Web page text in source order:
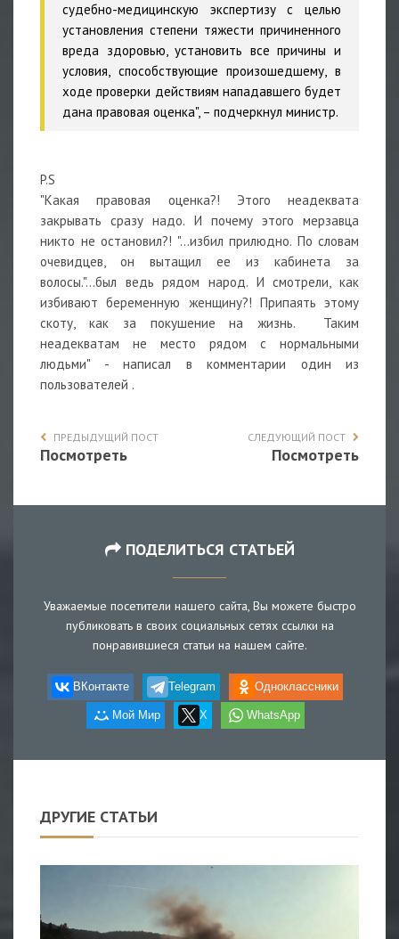
судебно-медицинскую экспертизу с целью
установления степени тяжести причиненного
вреда здоровью, установить все причины и
условия, способствующие произошедшему, в
ходе проверки действиям нападавшего будет
дана правовая оценка", – подчеркнул министр.
P.S
"Какая правовая оценка?! Этого неадеквата
закрывать сразу надо. И почему этого мерзавца
никто не остановил?! "...избил прилюдно. По словам
очевидцев, он вытащил ее из кабинета за
волосы."...был ведь рядом народ. И смотрели, как
избивают беременную женщину?! Припаять этому
скоту, как за покушение на жизнь. Таким
неадекватам не место рядом с нормальными
людьми" - написал в комментарии один из
пользователей .
ПРЕДЫДУЩИЙ ПОСТ
Посмотреть
СЛЕДУЮЩИЙ ПОСТ
Посмотреть
ПОДЕЛИТЬСЯ СТАТЬЕЙ
Уважаемые посетители нашего сайта, Вы можете быстро
публиковать в своих социальных сетях ссылки на
понравившиеся статьи на нашем сайте.
ВКонтакте Telegram Одноклассники
Мой Мир X WhatsApp
ДРУГИЕ СТАТЬИ